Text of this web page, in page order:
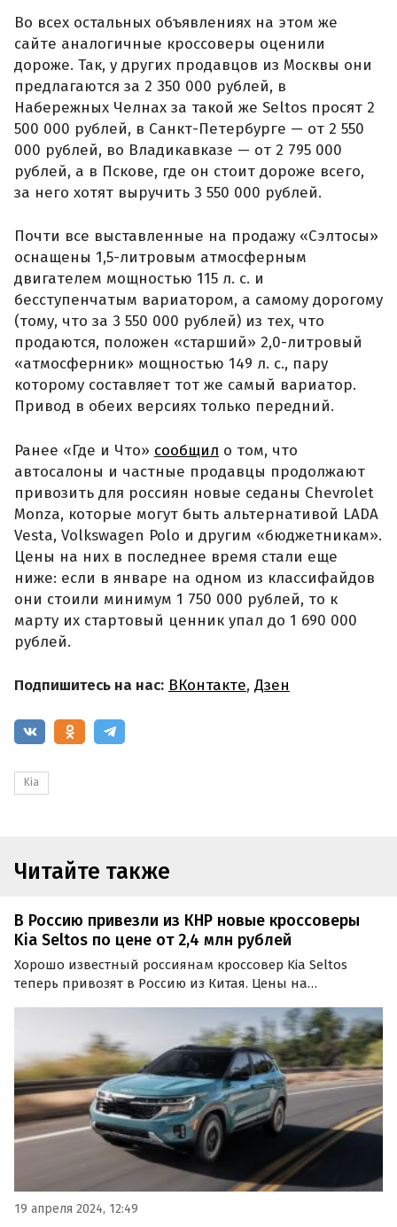
Во всех остальных объявлениях на этом же
сайте аналогичные кроссоверы оценили
дороже. Так, у других продавцов из Москвы они
предлагаются за 2 350 000 рублей, в
Набережных Челнах за такой же Seltos просят 2
500 000 рублей, в Санкт-Петербурге — от 2 550
000 рублей, во Владикавказе — от 2 795 000
рублей, а в Пскове, где он стоит дороже всего,
за него хотят выручить 3 550 000 рублей.
Почти все выставленные на продажу «Сэлтосы»
оснащены 1,5-литровым атмосферным
двигателем мощностью 115 л. с. и
бесступенчатым вариатором, а самому дорогому
(тому, что за 3 550 000 рублей) из тех, что
продаются, положен «старший» 2,0-литровый
«атмосферник» мощностью 149 л. с., пару
которому составляет тот же самый вариатор.
Привод в обеих версиях только передний.
Ранее «Где и Что» сообщил о том, что
автосалоны и частные продавцы продолжают
привозить для россиян новые седаны Chevrolet
Monza, которые могут быть альтернативой LADA
Vesta, Volkswagen Polo и другим «бюджетникам».
Цены на них в последнее время стали еще
ниже: если в январе на одном из классифайдов
они стоили минимум 1 750 000 рублей, то к
марту их стартовый ценник упал до 1 690 000
рублей.
Подпишитесь на нас: ВКонтакте, Дзен
Kia
Читайте также
В Россию привезли из КНР новые кроссоверы
Kia Seltos по цене от 2,4 млн рублей
Хорошо известный россиянам кроссовер Kia Seltos
теперь привозят в Россию из Китая. Цены на
состоянию на 19 апреля стартуют с отметки 2 400 000
рублей, пишут «Автоновости дня».
19 апреля 2024, 12:49